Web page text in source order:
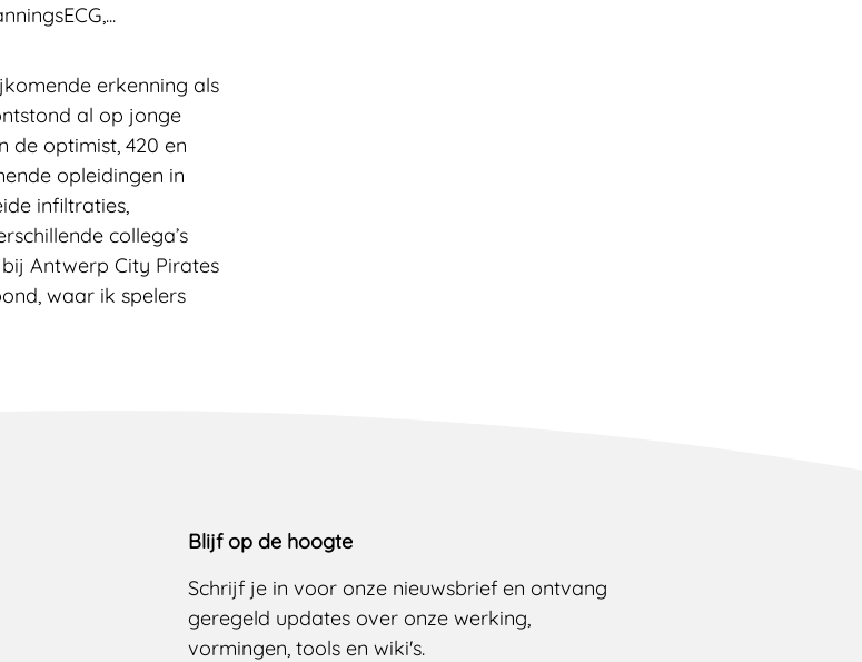
erkenning als
al op jonge
de optimist, 420 en
opleidingen in
infiltraties,
collega’s
Antwerp City Pirates
waar ik spelers
Blijf op de hoogte
Schrijf je in voor onze nieuwsbrief en ontvang
geregeld updates over onze werking,
vormingen, tools en wiki's.